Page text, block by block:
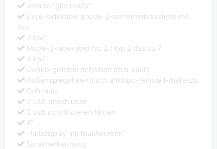
Vehicle2grid ready"
Evse-ladekabel (mode-2-sicherheitssystem) mit
hau
3 kw)"
Mode-3-ladekabel typ 2 / typ 2 (bis zu 7
4 kw)"
Dunkel getönte scheiben ab b-säule
Außenspiegel elektrisch anklapp-/einstell-/beheizb
Dab radio
2 usb-anschlüsse
2 usb schnittstellen hinten
8"
-farbdisplay mit touchscreen"
Spracherkennung